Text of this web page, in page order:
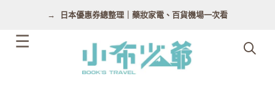
日本優惠券總整理｜藥妝家電、百貨機場一次看